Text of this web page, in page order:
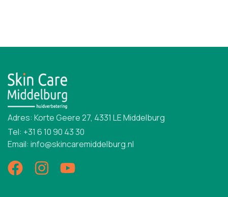
Adres: Korte Geere 27, 4331 LE Middelburg
Tel: +31 6 10 90 43 30
Email: info@skincaremiddelburg.nl